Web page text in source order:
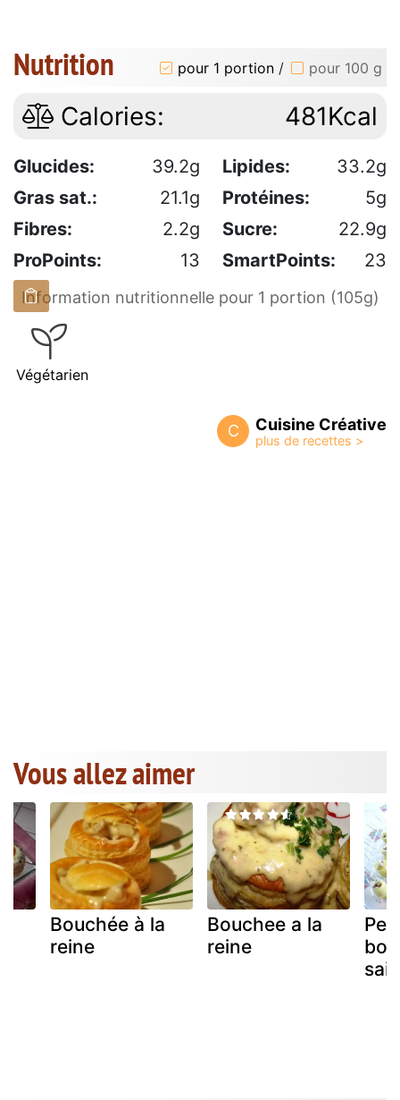
Nutrition pour 1 portion / pour 100 g
Calories: 481Kcal
Glucides: 39.2g Lipides:
33.2g
Gras sat.:
21.1g Protéines:
5g
Fibres:
2.2g Sucre:
22.9g
ProPoints:
13 SmartPoints: 23
Information nutritionnelle pour 1 portion (105g)
Végétarien
C Cuisine Créative
Vous allez aimer
Bouchée à la
reine
Bouchee a la
reine